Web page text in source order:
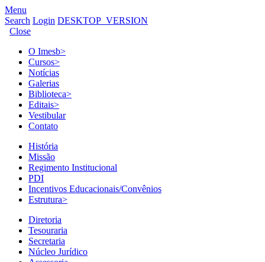
Menu
Search Login DESKTOP_VERSION
Close
O Imesb>
Cursos>
Notícias
Galerias
Biblioteca>
Editais>
Vestibular
Contato
História
Missão
Regimento Institucional
PDI
Incentivos Educacionais/Convênios
Estrutura>
Diretoria
Tesouraria
Secretaria
Núcleo Jurídico